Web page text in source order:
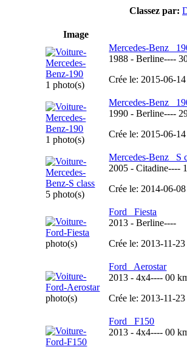
Classez par:
Image
1 photo(s)
Mercedes-Benz
1988 -Berline----
Crée le: 2015-06-
1 photo(s)
Mercedes-Benz
1990 -Berline----
Crée le: 2015-06-
5 photo(s)
Mercedes-Benz S
2005 -Citadine----
Crée le: 2014-06-
photo(s)
Ford Fiesta
2013 -Berline----
Crée le: 2013-11-
photo(s)
Ford Aerostar
2013 -4x4----00
Crée le: 2013-11-
Ford F150
2013 -4x4----00